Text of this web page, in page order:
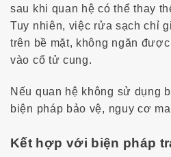
sau khi quan hệ có thể thay
Tuy nhiên, việc rửa sạch chỉ
trên bề mặt, không ngăn
vào cổ tử cung.
Nếu quan hệ không sử dụng
biện pháp bảo vệ, nguy cơ
Kết hợp với biện pháp